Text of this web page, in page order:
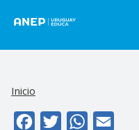
Inicio
FacebookTwitterWhatsApp